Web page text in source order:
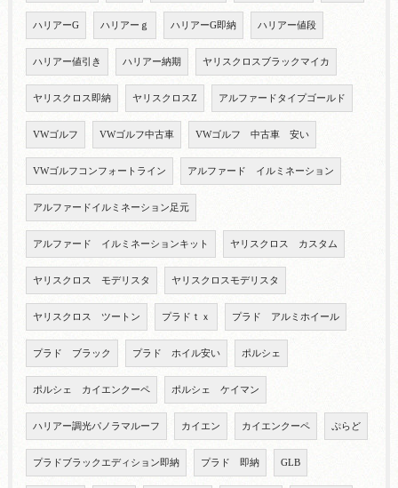
ハリアーG ハリアーｇ ハリアーG即納 ハリアー値段
ハリアー値引き ハリアー納期 ヤリスクロスブラックマイカ
ヤリスクロス即納 ヤリスクロスZ アルファードタイプゴールド
VWゴルフ VWゴルフ中古車 VWゴルフ 中古車 安い
VWゴルフコンフォートライン アルファード イルミネーション
アルファードイルミネーション足元
アルファード イルミネーションキット ヤリスクロス カスタム
ヤリスクロス モデリスタ ヤリスクロスモデリスタ
ヤリスクロス ツートン プラドｔｘ プラド アルミホイール
プラド ブラック プラド ホイル安い ポルシェ
ポルシェ カイエンクーペ ポルシェ ケイマン
ハリアー調光パノラマルーフ カイエン カイエンクーペ ぷらど
プラドブラックエディション即納 プラド 即納 GLB